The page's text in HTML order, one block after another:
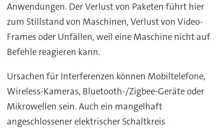
Anwendungen. Der Verlust von Paketen führt hier
zum Stillstand von Maschinen, Verlust von Video-
Frames oder Unfällen, weil eine Maschine nicht auf
Befehle reagieren kann.
Ursachen für Interferenzen können Mobiltelefone,
Wireless-Kameras, Bluetooth-/Zigbee-Geräte oder
Mikrowellen sein. Auch ein mangelhaft
angeschlossener elektrischer Schaltkreis